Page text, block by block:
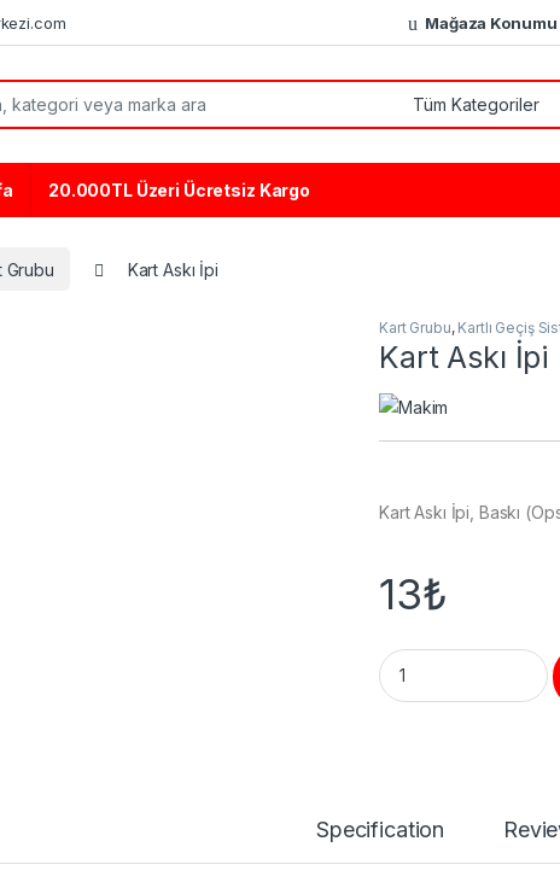
Mağaza Konumu
20.000TL Üzeri Ücretsiz Kargo
Grubu Kart Askı İpi
Kart Grubu, Kartlı Geçiş
Kart Askı İpi
Kart Askı İpi, Baskı
13₺
Kart Askı İpi quantity
Specification